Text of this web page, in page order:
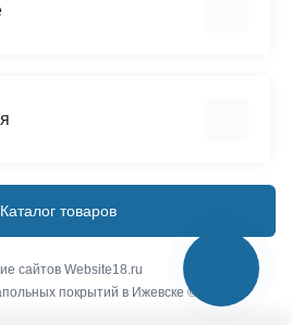
Каталог товаров
сайтов Website18.ru
покрытий в Ижевске © 2026